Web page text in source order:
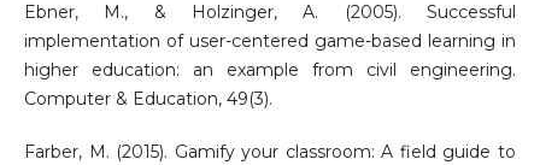
Ebner, M., & Holzinger, A. (2005). Successful
implementation of user-centered game-based learning in
higher education: an example from civil engineering.
Computer & Education, 49(3).
Farber, M. (2015). Gamify your classroom: A field guide to